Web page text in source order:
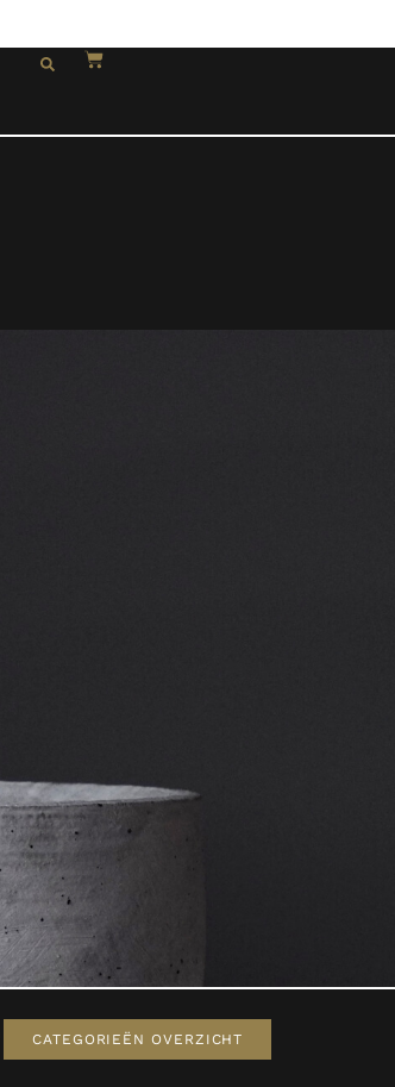
CATEGORIEËN OVERZICHT